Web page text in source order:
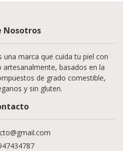
Nosotros
una marca que cuida tu piel con
basados en la
de grado comestible,
y sin gluten.